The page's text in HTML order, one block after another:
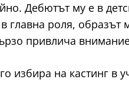
Дебютът му е в
роля, образът
привлича
на кастинг в